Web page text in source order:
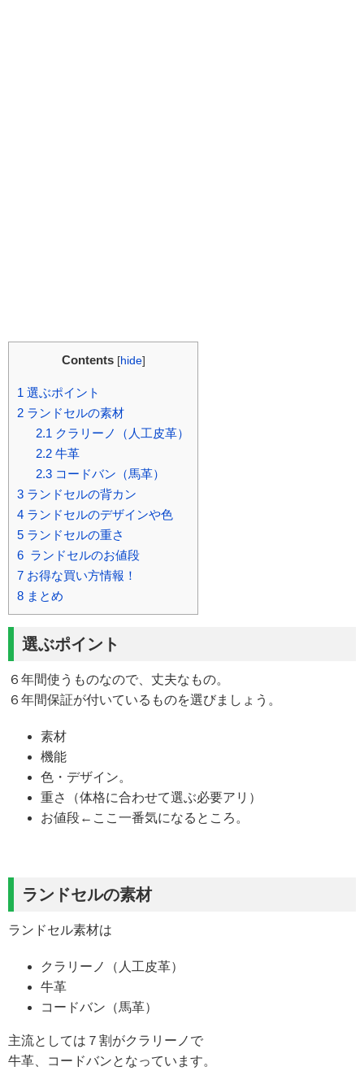
Contents [hide]
1 選ぶポイント
2 ランドセルの素材
2.1 クラリーノ（人工皮革）
2.2牛革
2.3コードバン（馬革）
3 ランドセルの背カン
4 ランドセルのデザインや色
5 ランドセルの重さ
6 ランドセルのお値段
7 お得な買い方情報！
8 まとめ
選ぶポイント
６年間使うものなので、丈夫なもの。
６年間保証が付いているものを選びましょう。
素材
機能
色・デザイン。
重さ（体格に合わせて選ぶ必要アリ）
お値段←ここ一番気になるところ。
ランドセルの素材
ランドセル素材は
クラリーノ（人工皮革）
牛革
コードバン（馬革）
主流としては７割がクラリーノで
牛革、コードバンとなっています。